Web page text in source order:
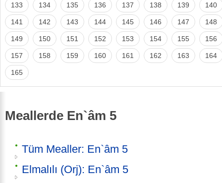
133 134 135 136 137 138 139 140
141 142 143 144 145 146 147 148
149 150 151 152 153 154 155 156
157 158 159 160 161 162 163 164
165
Meallerde En`âm 5
Tüm Mealler: En`âm 5
Elmalılı (Orj): En`âm 5